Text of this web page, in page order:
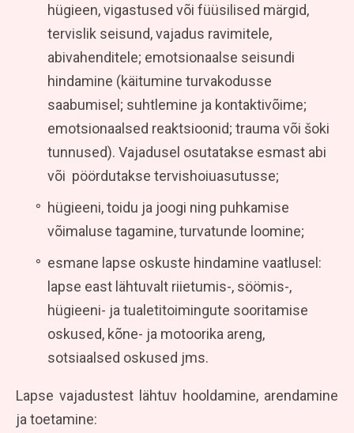
hügieen, vigastused või füüsilised märgid,
tervislik seisund, vajadus ravimitele,
abivahenditele; emotsionaalse seisundi
hindamine (käitumine turvakodusse
saabumisel; suhtlemine ja kontaktivõime;
emotsionaalsed reaktsioonid; trauma või šoki
tunnused). Vajadusel osutatakse esmast abi
või pöördutakse tervishoiuasutusse;
hügieeni, toidu ja joogi ning puhkamise
võimaluse tagamine, turvatunde loomine;
esmane lapse oskuste hindamine vaatlusel:
lapse east lähtuvalt riietumis-, söömis-,
hügieeni- ja tualetitoimingute sooritamise
oskused, kõne- ja motoorika areng,
sotsiaalsed oskused jms.
Lapse vajadustest lähtuv hooldamine, arendamine
ja toetamine: